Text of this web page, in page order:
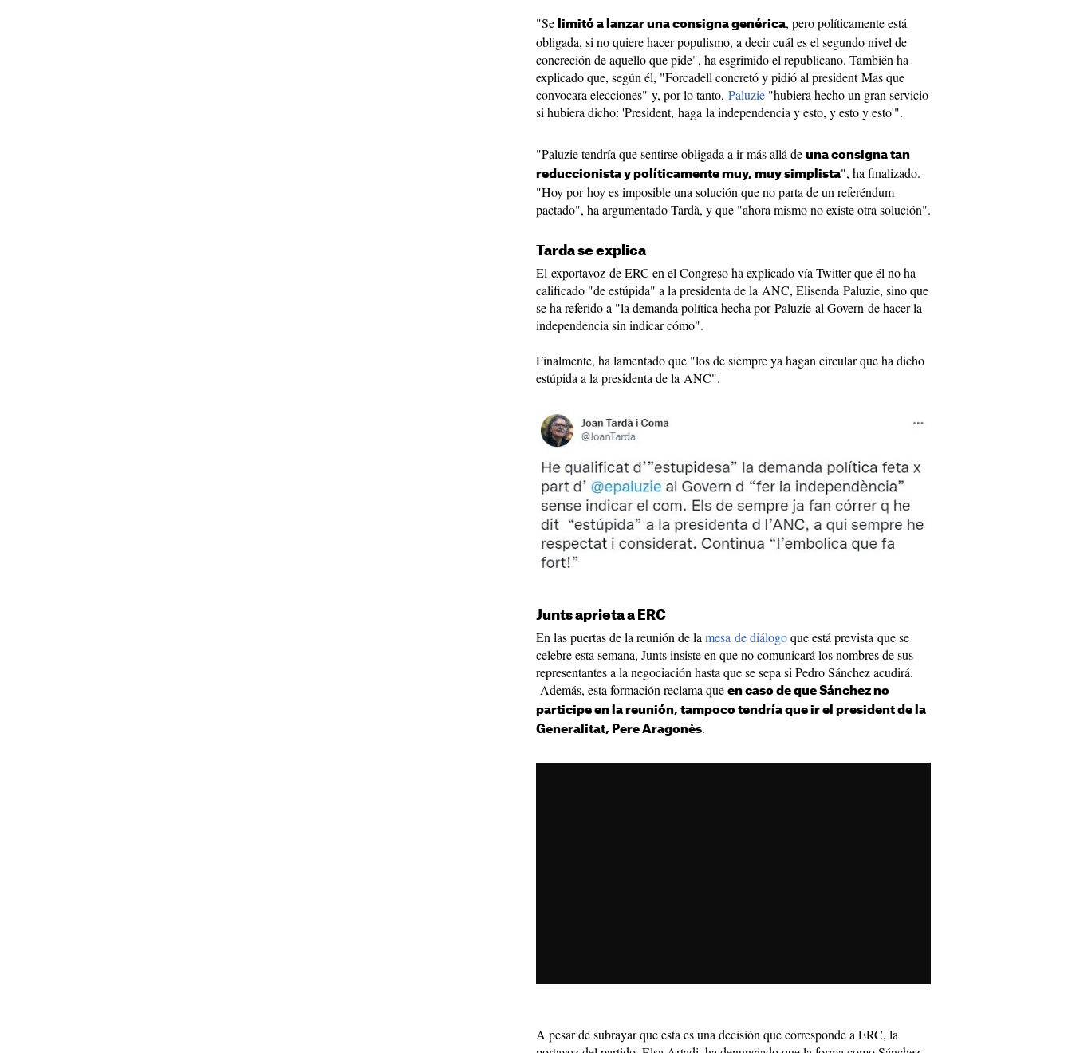
"Se limitó a lanzar una consigna genérica, pero políticamente está
obligada, si no quiere hacer populismo, a decir cuál es el segundo nivel de
concreción de aquello que pide", ha esgrimido el republicano. También ha
explicado que, según él, "Forcadell concretó y pidió al president Mas que
convocara elecciones" y, por lo tanto, Paluzie "hubiera hecho un gran servicio
si hubiera dicho: 'President, haga la independencia y esto, y esto y esto'".
"Paluzie tendría que sentirse obligada a ir más allá de una consigna tan
reduccionista y políticamente muy, muy simplista", ha finalizado.
"Hoy por hoy es imposible una solución que no parta de un referéndum
pactado", ha argumentado Tardà, y que "ahora mismo no existe otra solución".
Tarda se explica
El exportavoz de ERC en el Congreso ha explicado vía Twitter que él no ha
calificado "de estúpida" a la presidenta de la ANC, Elisenda Paluzie, sino que
se ha referido a "la demanda política hecha por Paluzie al Govern de hacer la
independencia sin indicar cómo".
Finalmente, ha lamentado que "los de siempre ya hagan circular que ha dicho
estúpida a la presidenta de la ANC".
Junts aprieta a ERC
En las puertas de la reunión de la mesa de diálogoque está prevista que se
celebre esta semana, Junts insiste en que no comunicará los nombres de sus
representantes a la negociación hasta que se sepa si Pedro Sánchez acudirá.
Además, esta formación reclama que en caso de que Sánchez no
participe en la reunión, tampoco tendría que ir el president de la
Generalitat, Pere Aragonès.
A pesar de subrayar que esta es una decisión que corresponde a ERC, la